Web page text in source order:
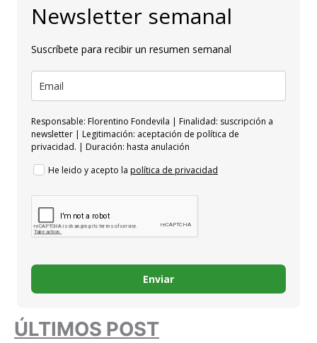
Newsletter semanal
Suscríbete para recibir un resumen semanal
Responsable: Florentino Fondevila | Finalidad: suscripción a
newsletter | Legitimación: aceptación de política de
privacidad. | Duración: hasta anulación
He leido y acepto la política de privacidad
Enviar
ÚLTIMOS POST